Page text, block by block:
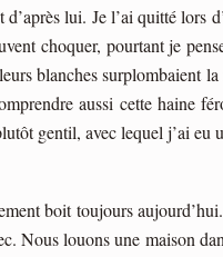
lui. Je l’ai quitté lors
choquer, pourtant je
blanches surplombaient
aussi cette haine
gentil, avec lequel j’ai eu
boit toujours
louons une maison